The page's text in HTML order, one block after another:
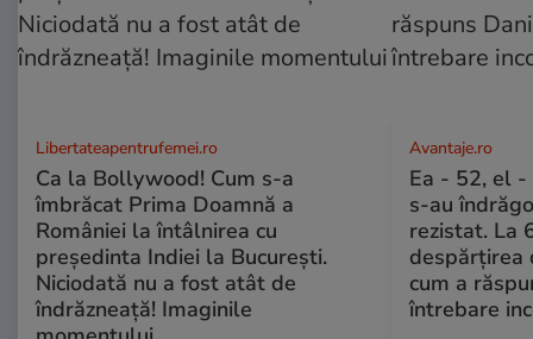
Libertateapentrufemei.ro
Ca la Bollywood! Cum s-a
îmbrăcat Prima Doamnă a
României la întâlnirea cu
președinta Indiei la București.
Niciodată nu a fost atât de
îndrăzneață! Imaginile
Avantaje.ro
Ea - 52, el -
s-au
rezistat. La
despărțirea
cum a
întrebare